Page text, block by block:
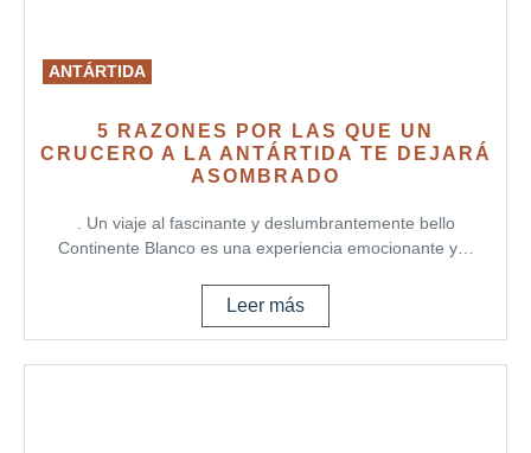
ANTÁRTIDA
5 RAZONES POR LAS QUE UN
CRUCERO A LA ANTÁRTIDA TE DEJARÁ
ASOMBRADO
. Un viaje al fascinante y deslumbrantemente bello
Continente Blanco es una experiencia emocionante y…
Leer más